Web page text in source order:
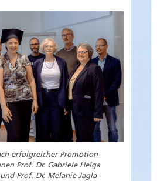
erfolgreicher Promotion
Prof. Dr. Gabriele Helga
Prof. Dr. Melanie Jagla-